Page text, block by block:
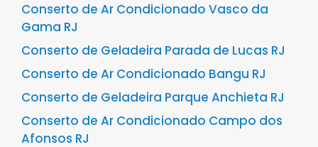
Conserto de Ar Condicionado Vasco da
Gama RJ
Conserto de Geladeira Parada de Lucas RJ
Conserto de Ar Condicionado Bangu RJ
Conserto de Geladeira Parque Anchieta RJ
Conserto de Ar Condicionado Campo dos
Afonsos RJ